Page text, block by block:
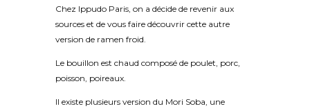
garder jalousement pour vous
). Gyoza dorés à
souhait, buns moelleux, edamame salés, tempura
croustillants ou karaage fondants : autant de
Chez Ippudo Paris, on a décide de revenir aux
sources et de vous faire découvrir cette autre
version de ramen froid.
Le bouillon est chaud composé de poulet, porc,
poisson, poireaux.
Il existe plusieurs version du Mori Soba, une